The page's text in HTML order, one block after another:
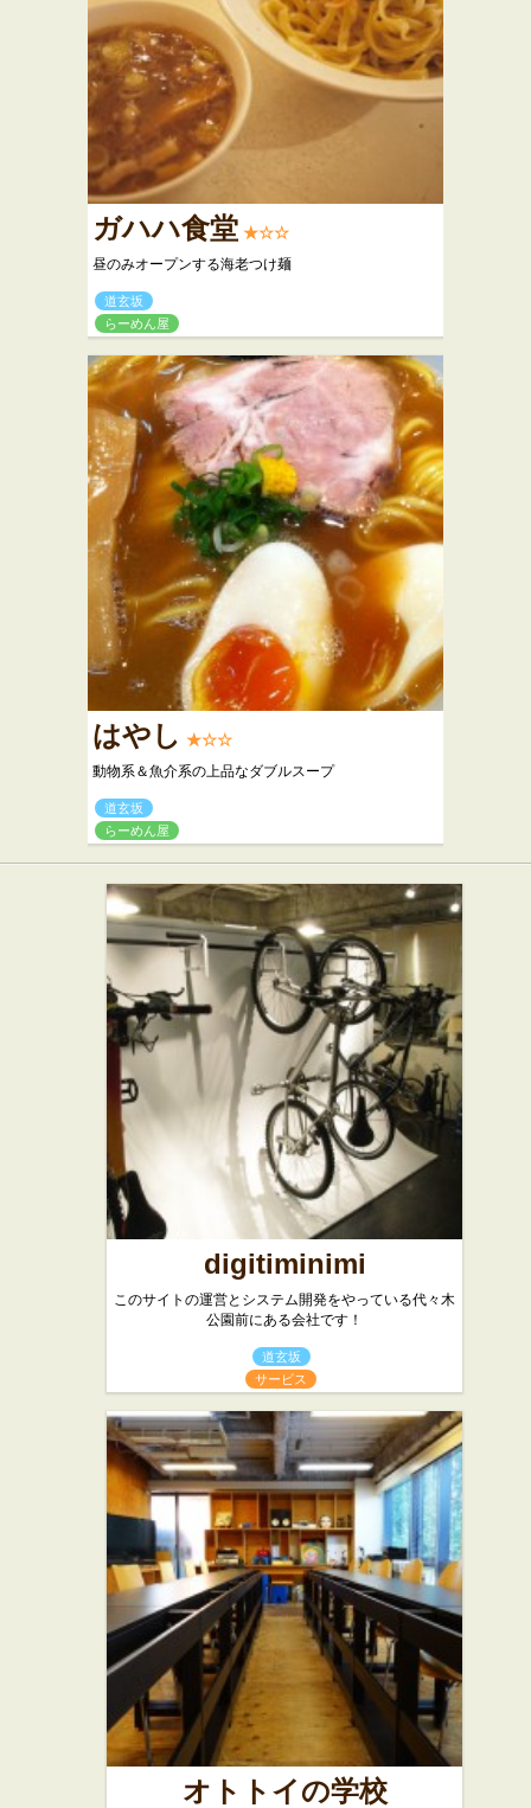
ガハハ食堂 ★☆☆
昼のみオープンする海老つけ麺
道玄坂
らーめん屋
はやし ★☆☆
動物系＆魚介系の上品なダブルスープ
道玄坂
らーめん屋
digitiminimi
このサイトの運営とシステム開発をやっている代々木
公園前にある会社です！
道玄坂
サービス
オトトイの学校